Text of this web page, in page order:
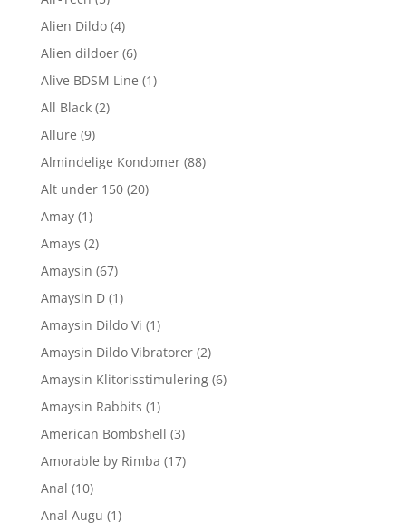
Alien Dildo (4)
Alien dildoer (6)
Alive BDSM Line (1)
All Black (2)
Allure (9)
Almindelige Kondomer (88)
Alt under 150 (20)
Amay (1)
Amays (2)
Amaysin (67)
Amaysin D (1)
Amaysin Dildo Vi (1)
Amaysin Dildo Vibratorer (2)
Amaysin Klitorisstimulering (6)
Amaysin Rabbits (1)
American Bombshell (3)
Amorable by Rimba (17)
Anal (10)
Anal Augu (1)